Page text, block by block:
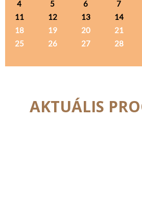
4
5 6 7
11
12 13 14
18
19 20 21
25
26 27 28
AKTUÁLIS